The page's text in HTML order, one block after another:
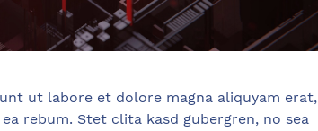
ut labore et dolore magna aliquyam erat,
rebum. Stet clita kasd gubergren, no sea